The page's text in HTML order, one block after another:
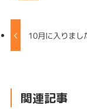
10月に入りまし
関連記事